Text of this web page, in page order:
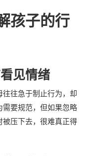
孩子的行
见情绪
往急于制止行为，却
要规范，但如果忽略
被压下去，很难真正得